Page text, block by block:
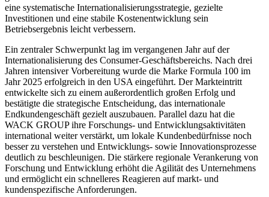
eine systematische Internationalisierungsstrategie, gezielte
Investitionen und eine stabile Kostenentwicklung sein
Betriebsergebnis leicht verbessern.
Ein zentraler Schwerpunkt lag im vergangenen Jahr auf der
Internationalisierung des Consumer-Geschäftsbereichs. Nach drei
Jahren intensiver Vorbereitung wurde die Marke Formula 100 im
Jahr 2025 erfolgreich in den USA eingeführt. Der Markteintritt
entwickelte sich zu einem außerordentlich großen Erfolg und
bestätigte die strategische Entscheidung, das internationale
Endkundengeschäft gezielt auszubauen. Parallel dazu hat die
WACK GROUP ihre Forschungs- und Entwicklungsaktivitäten
international weiter verstärkt, um lokale Kundenbedürfnisse noch
besser zu verstehen und Entwicklungs- sowie Innovationsprozesse
deutlich zu beschleunigen. Die stärkere regionale Verankerung von
Forschung und Entwicklung erhöht die Agilität des Unternehmens
und ermöglicht ein schnelleres Reagieren auf markt- und
kundenspezifische Anforderungen.